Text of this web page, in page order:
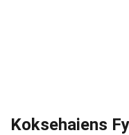
Koksehaiens